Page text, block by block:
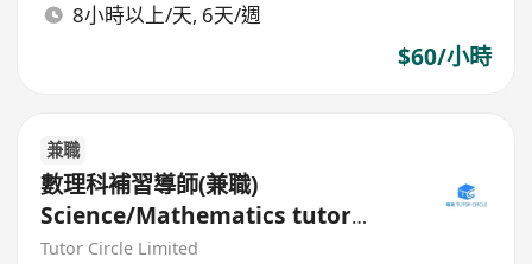
8小時以上/天, 6天/週
$60/小時
兼職
數理科補習導師(兼職)
Science/Mathematics tutor
(Part Time)
Tutor Circle Limited